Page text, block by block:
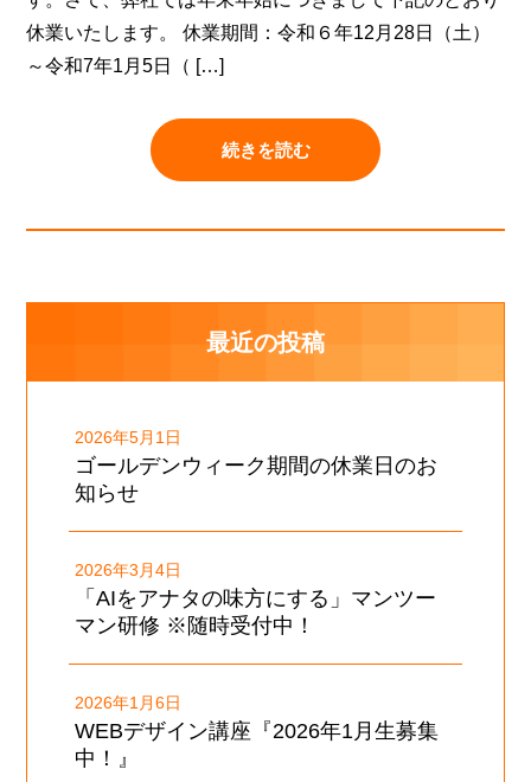
休業いたします。 休業期間：令和６年12月28日（土）
～令和7年1月5日（ […]
続きを読む
最近の投稿
ゴールデンウィーク期間の休業日のお
知らせ
2026年5月1日
「AIをアナタの味方にする」マンツー
マン研修 ※随時受付中！
2026年3月4日
WEBデザイン講座『2026年1月生募集
中！』
2026年1月6日